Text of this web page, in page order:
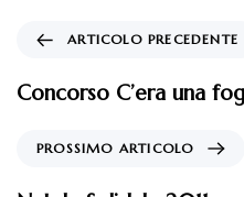
ARTICOLO PRECEDENTE
Concorso C’era una
PROSSIMO ARTICOLO